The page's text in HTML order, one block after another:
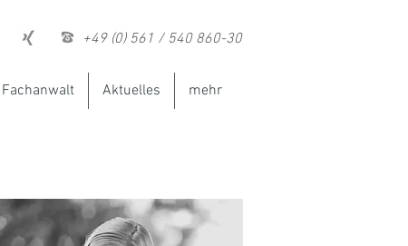
+49 (0) 561 / 540 860-30
Fachanwalt Aktuelles mehr